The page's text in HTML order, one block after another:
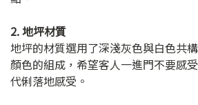
2. 地坪材質
地坪的材質選用了深淺灰色與白色共
顏色的組成，希望客人一進門不要感
代俐落地感受。